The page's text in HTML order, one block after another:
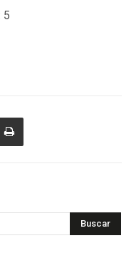
5
Buscar